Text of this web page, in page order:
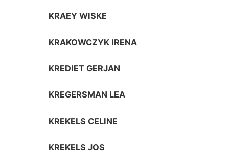
KRAEY WISKE
KRAKOWCZYK IRENA
KREDIET GERJAN
KREGERSMAN LEA
KREKELS CELINE
KREKELS JOS